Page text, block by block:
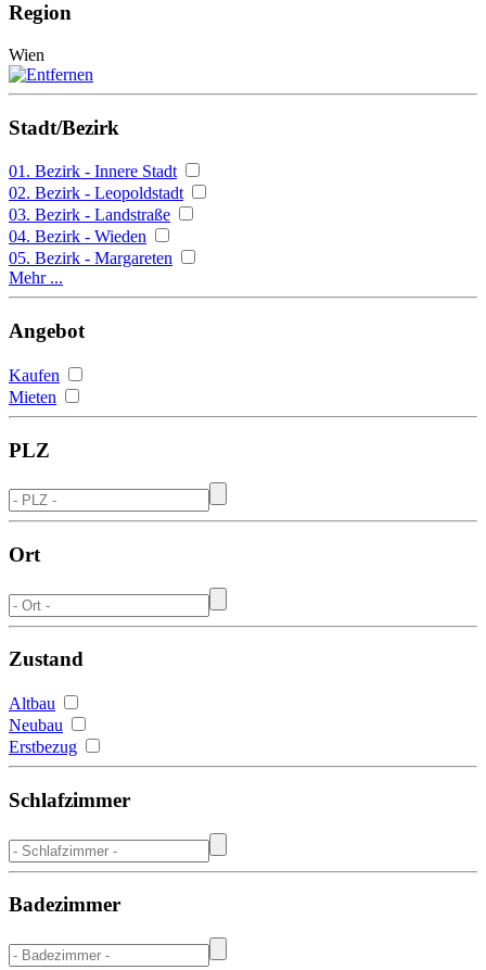
Region
Wien
Stadt/Bezirk
01. Bezirk - Innere Stadt
02. Bezirk - Leopoldstadt
03. Bezirk - Landstraße
04. Bezirk - Wieden
05. Bezirk - Margareten
Mehr ...
Angebot
Kaufen
Mieten
PLZ
Ort
Zustand
Altbau
Neubau
Erstbezug
Schlafzimmer
Badezimmer